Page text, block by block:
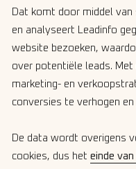
Dat komt door middel
en analyseert Leadinfo
website bezoeken,
over potentiële leads. Met
marketing- en
conversies te verhogen
De data wordt overigens
cookies, dus het einde